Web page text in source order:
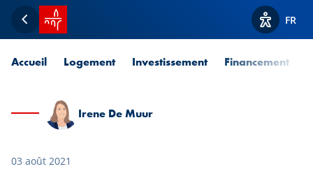
Retour
Accueil SPUERKEESS
Afficher
FR
Accueil Logement Investissement Financement
Irene De Muur
03 août 2021